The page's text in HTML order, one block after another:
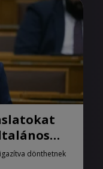
dönthetnek